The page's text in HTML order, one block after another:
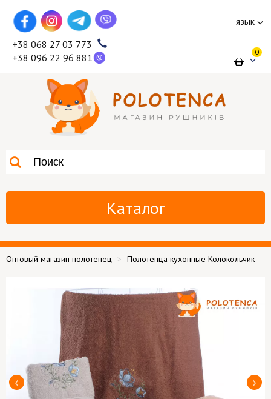
язык
+38 068 27 03 773
+38 096 22 96 881
0
Каталог
Оптовый магазин полотенец Полотенца кухонные Колокольчик